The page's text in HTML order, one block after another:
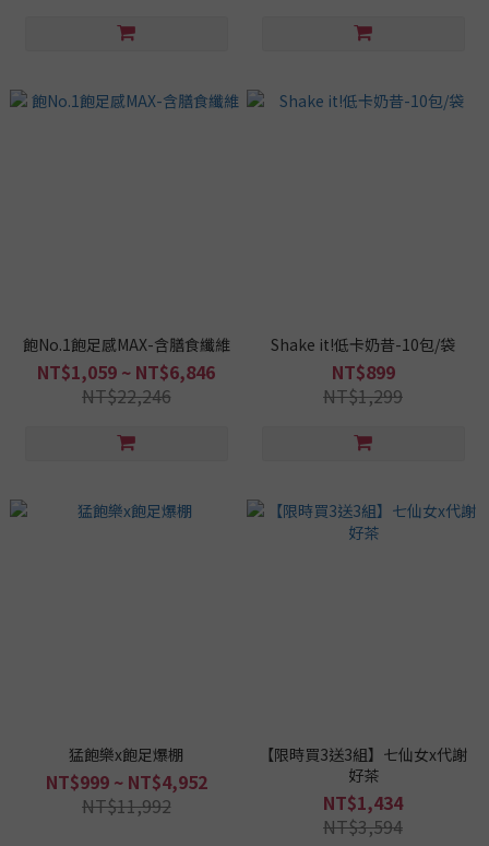
飽No.1飽足感MAX-含膳食纖維
NT$1,059 ~ NT$6,846
NT$22,246
Shake it!低卡奶昔-10包/袋
NT$899
NT$1,299
猛飽樂x飽足爆棚
NT$999 ~ NT$4,952
NT$11,992
【限時買3送3組】七仙女x代謝
好茶
NT$1,434
NT$3,594